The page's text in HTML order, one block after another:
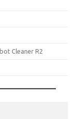
Cleaner R2